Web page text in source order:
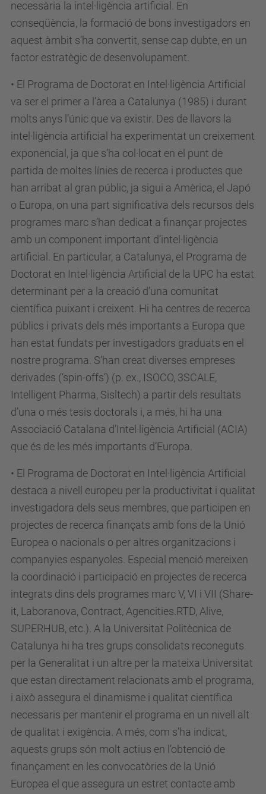
necessària la intel·ligència artificial. En
conseqüència, la formació de bons investigadors en
aquest àmbit s’ha convertit, sense cap dubte, en un
factor estratègic de desenvolupament.
• El Programa de Doctorat en Intel·ligència Artificial
va ser el primer a l’àrea a Catalunya (1985) i durant
molts anys l’únic que va existir. Des de llavors la
intel·ligència artificial ha experimentat un creixement
exponencial, ja que s’ha col·locat en el punt de
partida de moltes línies de recerca i productes que
han arribat al gran públic, ja sigui a Amèrica, el Japó
o Europa, on una part significativa dels recursos dels
programes marc s’han dedicat a finançar projectes
amb un component important d’intel·ligència
artificial. En particular, a Catalunya, el Programa de
Doctorat en Intel·ligència Artificial de la UPC ha estat
determinant per a la creació d’una comunitat
científica puixant i creixent. Hi ha centres de recerca
públics i privats dels més importants a Europa que
han estat fundats per investigadors graduats en el
nostre programa. S’han creat diverses empreses
derivades (‘spin-offs’) (p. ex., ISOCO, 3SCALE,
Intelligent Pharma, Sisltech) a partir dels resultats
d’una o més tesis doctorals i, a més, hi ha una
Associació Catalana d’Intel·ligència Artificial (ACIA)
que és de les més importants d’Europa.
• El Programa de Doctorat en Intel·ligència Artificial
destaca a nivell europeu per la productivitat i qualitat
investigadora dels seus membres, que participen en
projectes de recerca finançats amb fons de la Unió
Europea o nacionals o per altres organitzacions i
companyies espanyoles. Especial menció mereixen
la coordinació i participació en projectes de recerca
integrats dins dels programes marc V, VI i VII (Share-
it, Laboranova, Contract, Agencities.RTD, Alive,
SUPERHUB, etc.). A la Universitat Politècnica de
Catalunya hi ha tres grups consolidats reconeguts
per la Generalitat i un altre per la mateixa Universitat
que estan directament relacionats amb el programa,
i això assegura el dinamisme i qualitat científica
necessaris per mantenir el programa en un nivell alt
de qualitat i exigència. A més, com s’ha indicat,
aquests grups són molt actius en l’obtenció de
finançament en les convocatòries de la Unió
Europea el que assegura un estret contacte amb